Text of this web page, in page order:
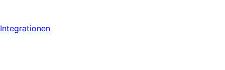
Integrationen